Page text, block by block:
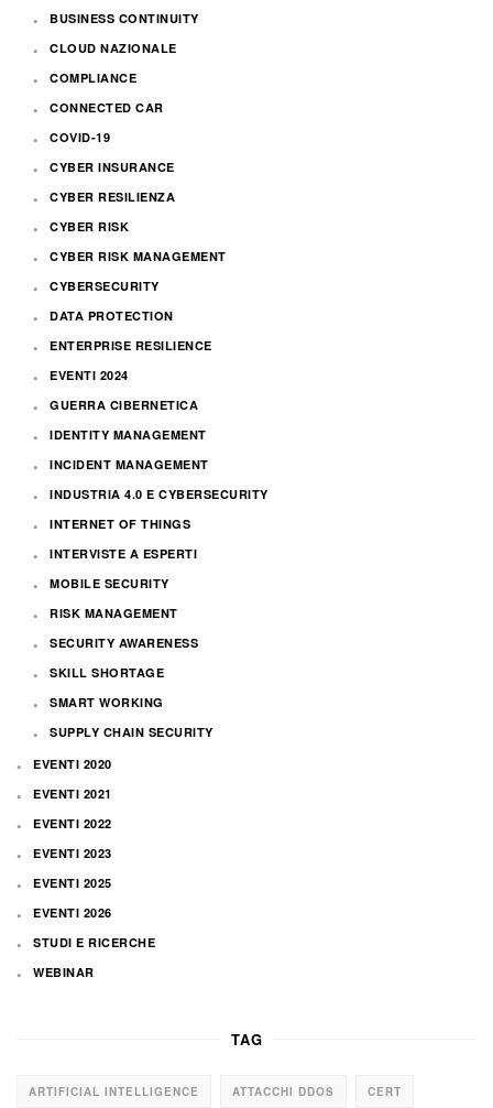
BUSINESS CONTINUITY
CLOUD NAZIONALE
COMPLIANCE
CONNECTED CAR
COVID-19
CYBER INSURANCE
CYBER RESILIENZA
CYBER RISK
CYBER RISK MANAGEMENT
CYBERSECURITY
DATA PROTECTION
ENTERPRISE RESILIENCE
EVENTI 2024
GUERRA CIBERNETICA
IDENTITY MANAGEMENT
INCIDENT MANAGEMENT
INDUSTRIA 4.0 E CYBERSECURITY
INTERNET OF THINGS
INTERVISTE A ESPERTI
MOBILE SECURITY
RISK MANAGEMENT
SECURITY AWARENESS
SKILL SHORTAGE
SMART WORKING
SUPPLY CHAIN SECURITY
EVENTI 2020
EVENTI 2021
EVENTI 2022
EVENTI 2023
EVENTI 2025
EVENTI 2026
STUDI E RICERCHE
WEBINAR
TAG
ARTIFICIAL INTELLIGENCE ATTACCHI DDOS CERT